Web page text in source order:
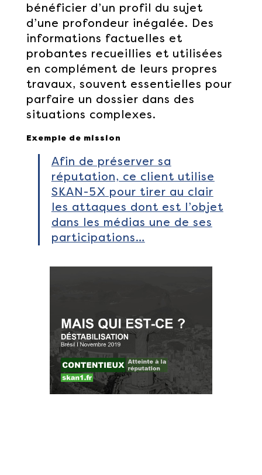
bénéficier d’un profil du sujet
d’une profondeur inégalée. Des
informations factuelles et
probantes recueillies et utilisées
en complément de leurs propres
travaux, souvent essentielles pour
parfaire un dossier dans des
situations complexes.
Exemple de mission
Afin de préserver sa
réputation, ce client utilise
SKAN-5X pour tirer au clair
les attaques dont est l’objet
dans les médias une de ses
participations…